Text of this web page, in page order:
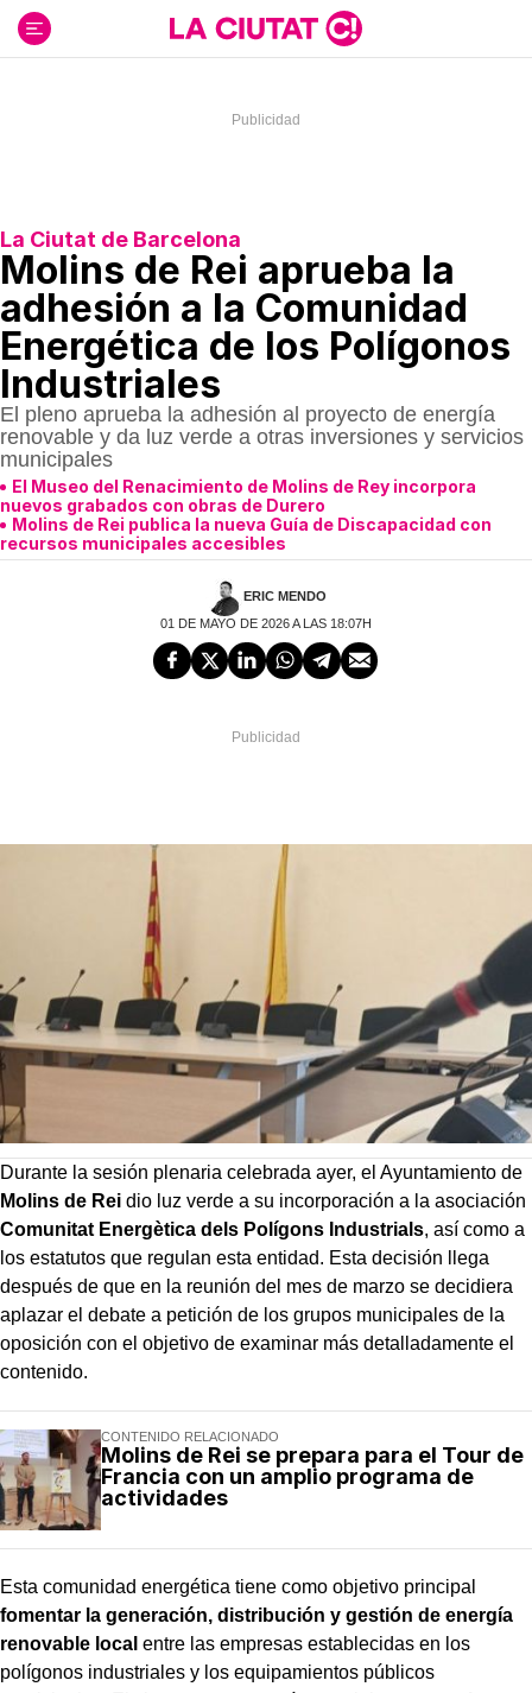
contenido
La Ciutat de Barcelona
Molins de Rei aprueba la
adhesión a la Comunidad
Energética de los Polígonos
Industriales
El pleno aprueba la adhesión al proyecto de energía
renovable y da luz verde a otras inversiones y servicios
municipales
El Museo del Renacimiento de Molins de Rey incorpora
nuevos grabados con obras de Durero
Molins de Rei publica la nueva Guía de Discapacidad con
recursos municipales accesibles
ERIC MENDO
01 DE MAYO DE 2026 A LAS 18:07H
Durante la sesión plenaria celebrada ayer, el Ayuntamiento de
Molins de Rei dio luz verde a su incorporación a la asociación
Comunitat Energètica dels Polígons Industrials, así como a
los estatutos que regulan esta entidad. Esta decisión llega
después de que en la reunión del mes de marzo se decidiera
aplazar el debate a petición de los grupos municipales de la
oposición con el objetivo de examinar más detalladamente el
contenido.
CONTENIDO RELACIONADO
Molins de Rei se prepara para el Tour de
Francia con un amplio programa de
actividades
Esta comunidad energética tiene como objetivo principal
fomentar la generación, distribución y gestión de energía
renovable local entre las empresas establecidas en los
polígonos industriales y los equipamientos públicos